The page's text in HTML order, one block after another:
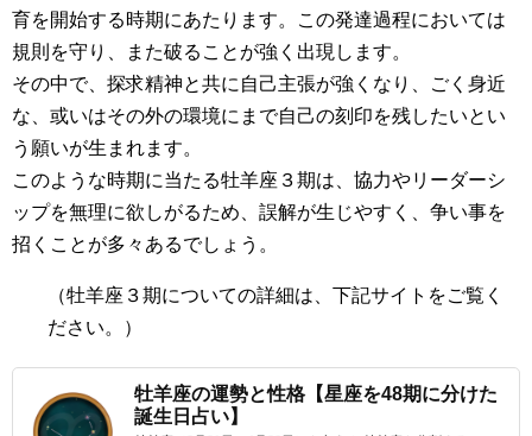
育を開始する時期にあたります。この発達過程においては
規則を守り、また破ることが強く出現します。
その中で、探求精神と共に自己主張が強くなり、ごく身近
な、或いはその外の環境にまで自己の刻印を残したいとい
う願いが生まれます。
このような時期に当たる牡羊座３期は、協力やリーダーシ
ップを無理に欲しがるため、誤解が生じやすく、争い事を
招くことが多々あるでしょう。
（牡羊座３期についての詳細は、下記サイトをご覧く
ださい。）
牡羊座の運勢と性格【星座を48期に分けた
誕生日占い】